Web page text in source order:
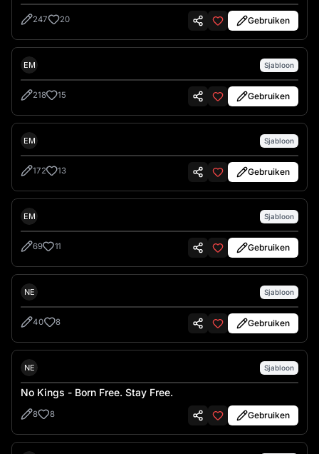
247 20 Gebruiken
EM Sjabloon
218 15 Gebruiken
EM Sjabloon
172 13 Gebruiken
EM Sjabloon
69 11 Gebruiken
NE Sjabloon
40 8 Gebruiken
NE Sjabloon
No Kings - Born Free. Stay Free.
8 8 Gebruiken